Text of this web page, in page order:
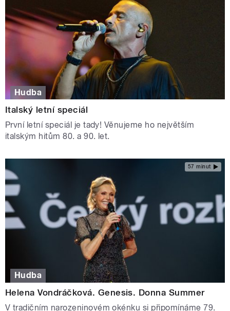
Hudba
Italský letní speciál
První letní speciál je tady! Věnujeme ho největším
italským hitům 80. a 90. let.
57 minut
Hudba
Helena Vondráčková. Genesis. Donna Summer
V tradičním narozeninovém okénku si připomínáme 79.